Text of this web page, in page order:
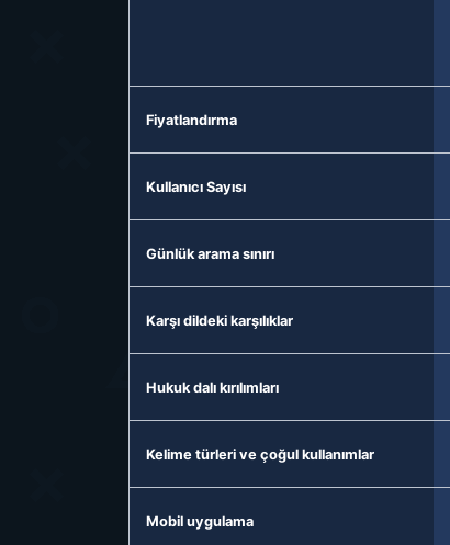
Fiyatlandırma
Kullanıcı Sayısı
Günlük arama sınırı
Karşı dildeki karşılıklar
Hukuk dalı kırılımları
Kelime türleri ve çoğul kullanımlar
Mobil uygulama